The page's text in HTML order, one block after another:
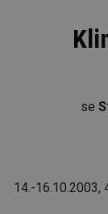
se
14.-16.10.2003,